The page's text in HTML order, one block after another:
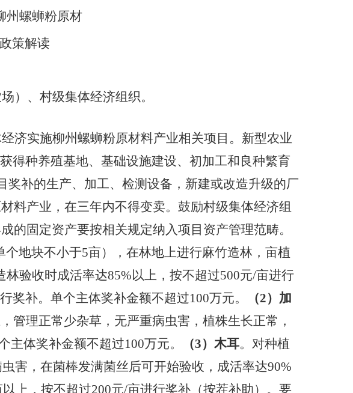
州螺蛳粉原材
策解读
）、 村级集体经济组织。
济实施柳州螺蛳粉原材料产业相关项目。 新型农业
得种养殖基地、基础设施建设、初加工和良种繁育
补的生产、加工、检测设备，新建或改造升级的厂
料产业，在三年内不得变卖。鼓励村级集体经济组
的固定资产要按相关规定纳入项目资产管理范畴。
个地块不小于5亩），在林地上进行麻竹造林，亩植
林验收时成活率达85%以上，按不超过500元/亩进行
补。单个主体奖补金额不超过100万元。
（2）加
管理正常少杂草，无严重病虫害，植株生长正常，
体奖补金额不超过100万元。
（3）木耳。对种植
害，在菌棒发满菌丝后可开始验收，成活率达90%
以上，按不超过200元/亩进行奖补（按茬补助）。要